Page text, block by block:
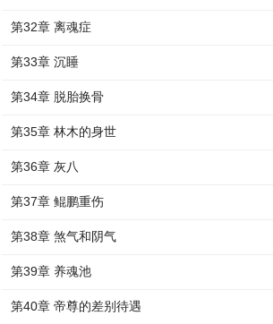
第32章 离魂症
第33章 沉睡
第34章 脱胎换骨
第35章 林木的身世
第36章 灰八
第37章 鲲鹏重伤
第38章 煞气和阴气
第39章 养魂池
第40章 帝尊的差别待遇